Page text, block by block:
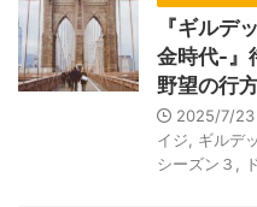
『ギルデ
金時代-』
野望の行
2025/7/23
イジ
ギルデ
シーズン３